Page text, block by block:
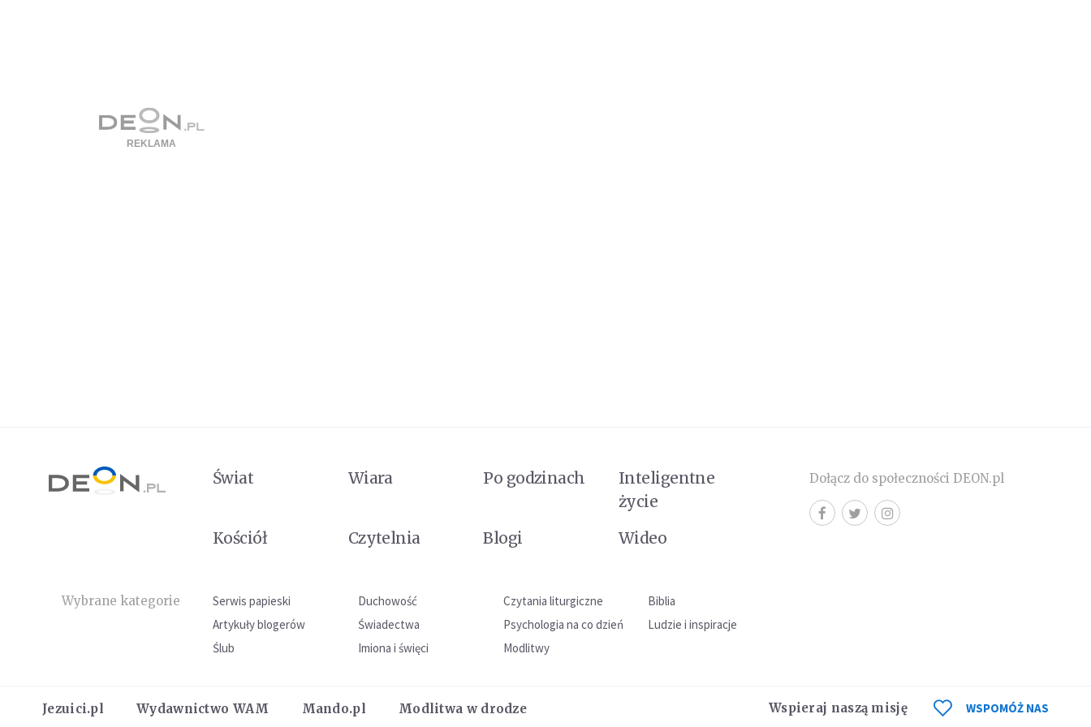
Świat Wiara Po godzinach
Inteligentne
życie
Kościół
Czytelnia Blogi Wideo
Wybrane kategorie Serwis papieski Duchowość Czytania liturgiczne
Biblia
Artykuły blogerów
Świadectwa Psychologia na co dzień
Ludzie i inspiracje
Ślub
Imiona i święci Modlitwy
Dołącz do społeczności DEON.pl
Jezuici.pl Wydawnictwo WAM Mando.pl Modlitwa w drodze Wspieraj naszą misję WSPOMÓŻ NAS